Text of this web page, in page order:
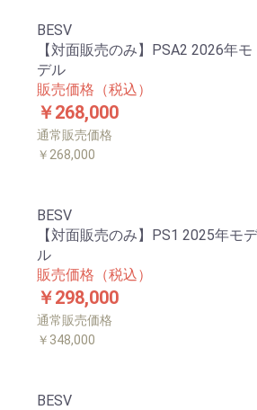
BESV
【対面販売のみ】PSA2 2026年モ
デル
販売価格（税込）
￥268,000
通常販売価格
￥268,000
BESV
【対面販売のみ】PS1 2025年モデ
ル
販売価格（税込）
￥298,000
通常販売価格
￥348,000
BESV